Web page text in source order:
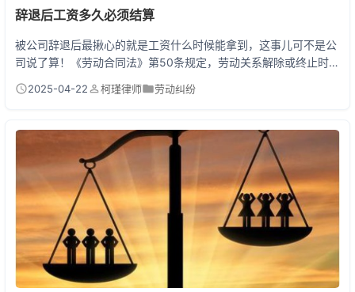
辞退后工资多久必须结算
被公司辞退后最揪心的就是工资什么时候能拿到，这事儿可不是公
司说了算！《劳动合同法》第50条规定，劳动关系解除或终止时，
用人单位应当在解除或终止劳动合一次性付清劳动者工资。划重
点：这里的就是办理离职手续当天！ 不过各地有细微差异。《深圳
市企业工资支付办法》则允许在下一个工资支付日结算。但不管在
哪，公司都不能故意拖延，劳动者都有权要求立即结清血...
2025-04-22 柯瑾律师 劳动纠纷